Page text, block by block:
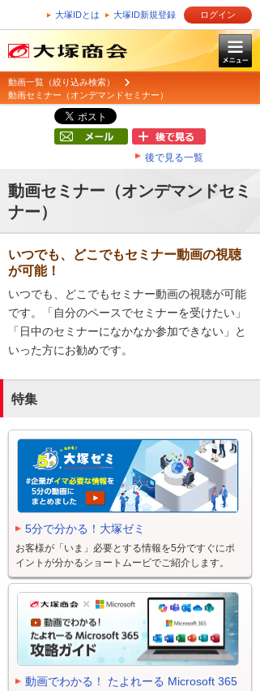
大塚IDとは 大塚ID新規登録 ログイン
動画一覧（絞り込み検索）
動画セミナー（オンデマンドセミナー）
後で見る一覧
動画セミナー（オンデマンドセミ
ナー）
いつでも、どこでもセミナー動画の視聴
が可能！
いつでも、どこでもセミナー動画の視聴が可能
です。「自分のペースでセミナーを受けたい」
「日中のセミナーになかなか参加できない」と
いった方にお勧めです。
特集
5分で分かる！大塚ゼミ
お客様が「いま」必要とする情報を5分ですぐにポ
イントが分かるショートムービでご紹介します。
動画でわかる！ たよれーる Microsoft 365